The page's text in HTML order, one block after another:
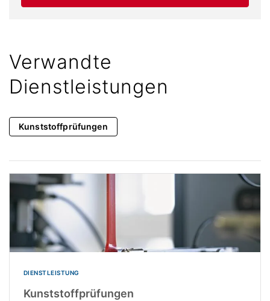
Verwandte
Dienstleistungen
Kunststoffprüfungen
DIENSTLEISTUNG
Kunststoffprüfungen